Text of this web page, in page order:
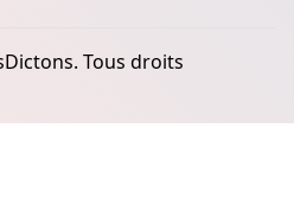
Tous droits